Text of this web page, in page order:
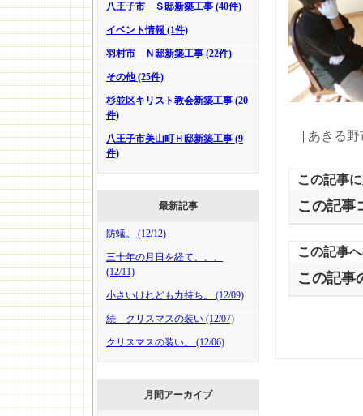
八王子市 Ｓ邸新築工事 (40件)
イベント情報 (1件)
羽村市 Ｎ邸新築工事 (22件)
その他 (25件)
杉並区キリスト教会新築工事 (20
件)
八王子市美山町Ｈ邸新築工事 (9
件)
最新記事
防蟻。 (12/12)
三十年の月日を経て、、、
(12/11)
小さいけれども力持ち。 (12/09)
続 クリスマスの装い (12/07)
クリスマスの装い。 (12/06)
月間アーカイブ
| あきる
この記事
この記事
この記事
この記事